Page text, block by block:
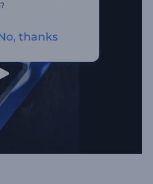
thanks